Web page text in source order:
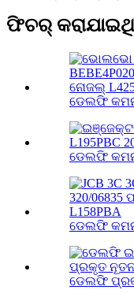
ଫିଚର୍
ଡେଲଫି
ଡେଲଫି
ଡେଲଫି
ଡେଲଫି